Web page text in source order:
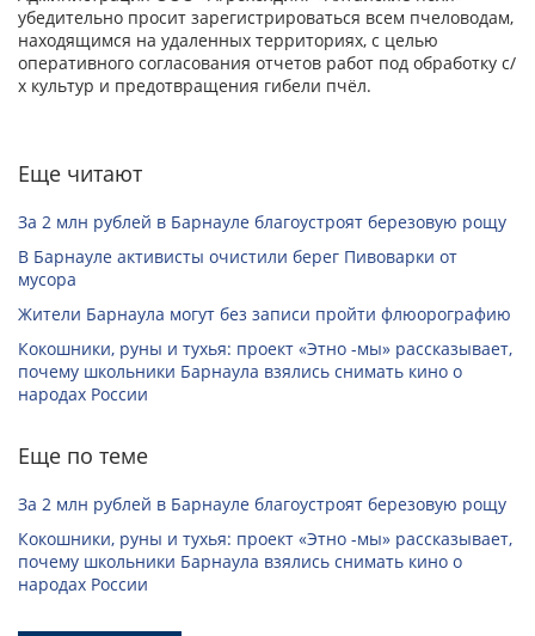
убедительно просит зарегистрироваться всем пчеловодам,
находящимся на удаленных территориях, с целью
оперативного согласования отчетов работ под обработку с/
х культур и предотвращения гибели пчёл.
Еще читают
За 2 млн рублей в Барнауле благоустроят березовую рощу
В Барнауле активисты очистили берег Пивоварки от
мусора
Жители Барнаула могут без записи пройти флюорографию
Кокошники, руны и тухья: проект «Этно -мы» рассказывает,
почему школьники Барнаула взялись снимать кино о
народах России
Еще по теме
За 2 млн рублей в Барнауле благоустроят березовую рощу
Кокошники, руны и тухья: проект «Этно -мы» рассказывает,
почему школьники Барнаула взялись снимать кино о
народах России